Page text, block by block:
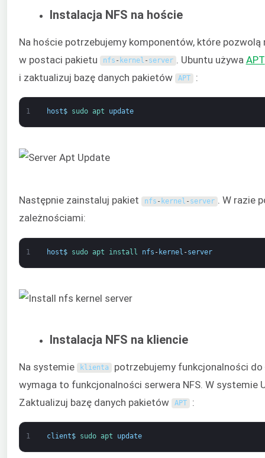
Instalacja NFS na hoście
Na hoście potrzebujemy komponentów, które pozwolą
w postaci pakietu
nfs - kernel - server . Ubuntu używa APT
i zaktualizuj bazę danych pakietów
APT :
1 host$ sudo apt update
Następnie zainstaluj pakiet nfs - kernel - server . W razie
zależnościami:
1 host$ sudo apt install nfs - kernel -server
Instalacja NFS na kliencie
Na systemie klienta potrzebujemy funkcjonalności do
wymaga to funkcjonalności serwera NFS. W systemie
Zaktualizuj bazę danych pakietów
APT :
1 client$ sudo apt update